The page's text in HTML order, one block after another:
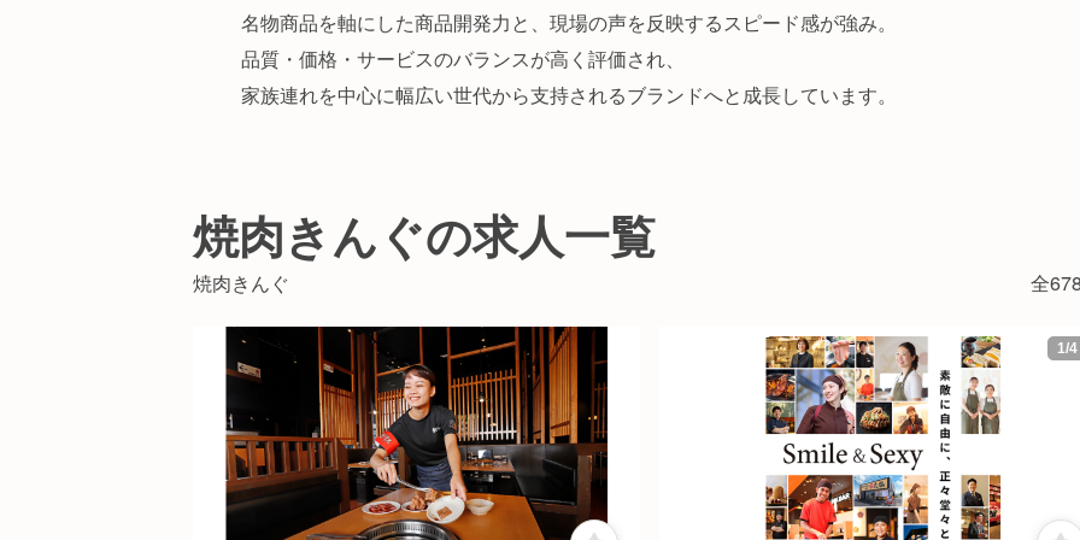
名物商品を軸にした商品開発力と、現場の声を反映するスピード感が強み。
品質・価格・サービスのバランスが高く評価され、
家族連れを中心に幅広い世代から支持されるブランドへと成長しています。
焼肉きんぐの求人一覧
焼肉きんぐ 全
1/4